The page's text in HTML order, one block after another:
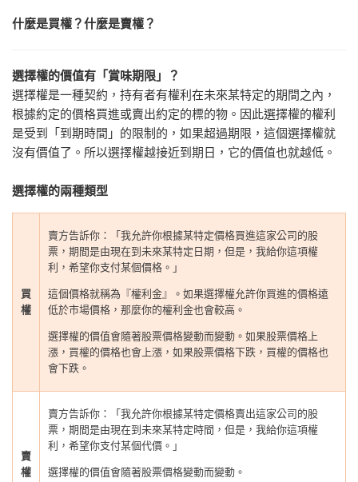
什麼是買權？什麼是賣權？
選擇權的價值有「賞味期限」？
選擇權是一種契約，持有者有權利在未來某特定的期間之內，
根據約定的價格買進或賣出約定的標的物。因此選擇權的權利
是受到「到期時間」的限制的， 如果超過期限，這個選擇權就
沒有價值了。 所以選擇權越接近到期日，它的價值也就越低。
選擇權的兩種類型
買
權
賣方告訴你：「我允許你根據某特定價格買進這家公司的股
票，期間是由現在到未來某特定日期，但是，我給你這項權
利，希望你支付某個價格。」
這個價格就稱為『權利金』。如果選擇權允許你買進的價格遠
低於市場價格，那麼你的權利金也會較高。
選擇權的價值會隨著股票價格變動而變動。如果股票價格上
漲，買權的價格也會上漲，如果股票價格下跌，買權的價格也
會下跌。
賣
權
賣方告訴你：「我允許你根據某特定價格賣出這家公司的股
票，期間是由現在到未來某特定時間，但是，我給你這項權
利，希望你支付某個代價。」
選擇權的價值會隨著股票價格變動而變動。